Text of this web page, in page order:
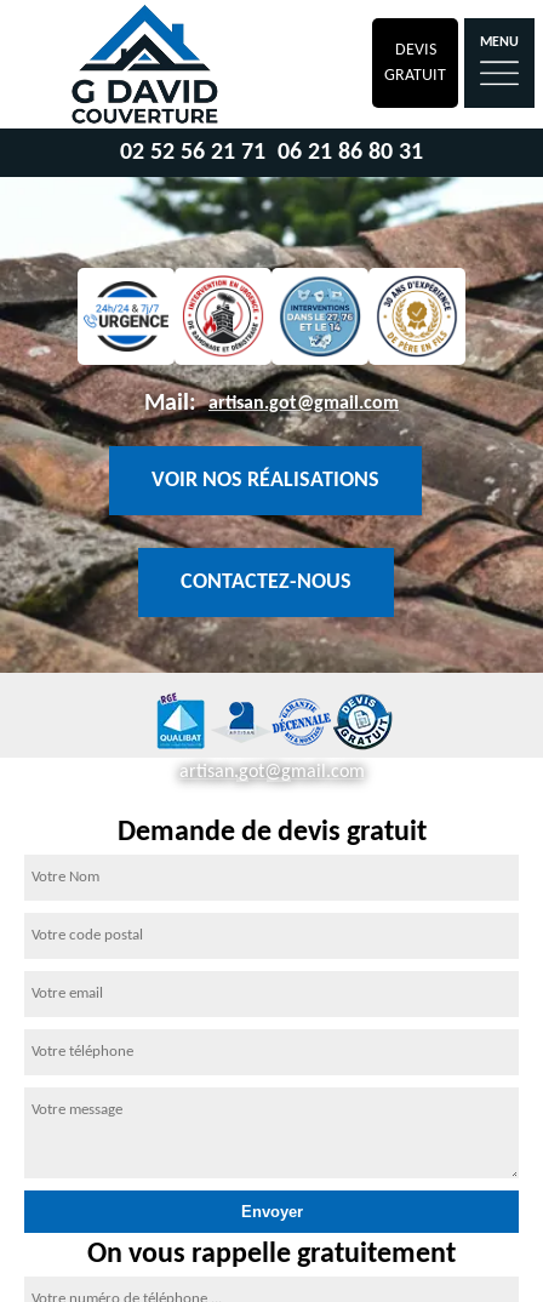
DEVIS
GRATUIT
MENU
02 52 56 21 71 06 21 86 80 31
Mail: artisan.got@gmail.com
VOIR NOS RÉALISATIONS
CONTACTEZ-NOUS
artisan.got@gmail.com
Demande de devis gratuit
On vous rappelle gratuitement